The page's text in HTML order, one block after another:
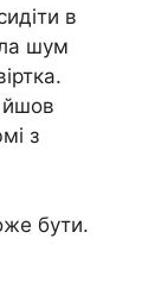
в
шум
йшов
з
бути.